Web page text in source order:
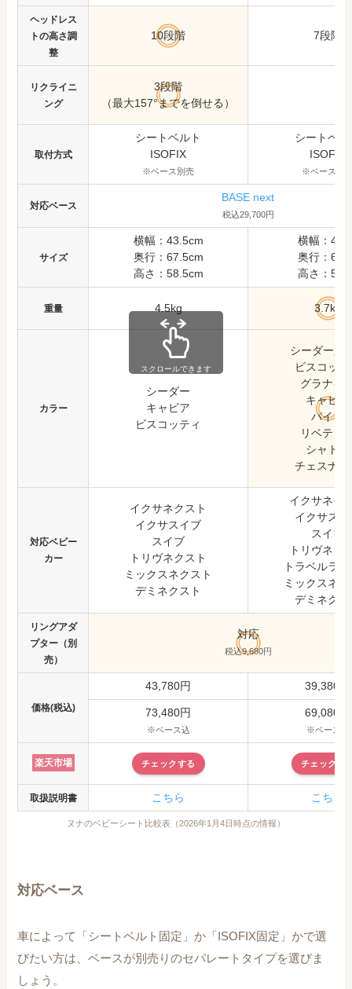
ヘッドレス
トの高さ調
整
10段階 7段階
リクライニ
ング
3段階
（最大157°までを倒せる）
取付方式
シートベルト
ISOFIX
※ベース別売
シートベル
ISOFIX
※ベース別
対応ベース
BASE next
税込29,700円
サイズ
横幅：43.5cm
奥行：67.5cm
高さ：58.5cm
横幅：
奥行：
高さ：
重量 4.5kg 3.7kg
カラー
シーダー
キャビア
ビスコッティ
シーダー直営
ビスコッ
グラナイ
キャビア
パイン
リベテッ
シャトー
チェスナッ
対応ベビー
カー
イクサネクスト
イクサスイブ
スイブ
トリヴネクスト
ミックスネクスト
デミネクスト
イクサネク
イクサスイ
スイブ
トリヴネク
トラベルラ
ミックスネ
デミネクス
リングアダ
プター（別
売）
対応
税込9,680円
価格(税込)
43,780円 39,380円
73,480円
※ベース込
69,080円
※ベース込
楽天市場 チェックする チェックす
取扱説明書 こちら こちら
ヌナのベビーシート比較表（2026年1月4日時点の情報）
スクロールできます
対応ベース
車によって「シートベルト固定」か「ISOFIX固定」かで選
びたい方は、ベースが別売りのセパレートタイプを選びま
しょう。